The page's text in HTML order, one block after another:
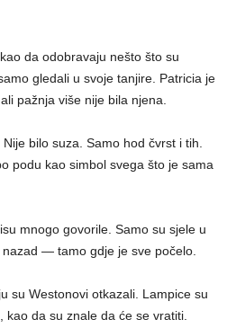
da odobravaju nešto što su
gledali u svoje tanjire. Patricia je
pažnja više nije bila njena.
bilo suza. Samo hod čvrst i tih.
podu kao simbol svega što je sama
mnogo govorile. Samo su sjele u
— tamo gdje je sve počelo.
su Westonovi otkazali. Lampice su
kao da su znale da će se vratiti.